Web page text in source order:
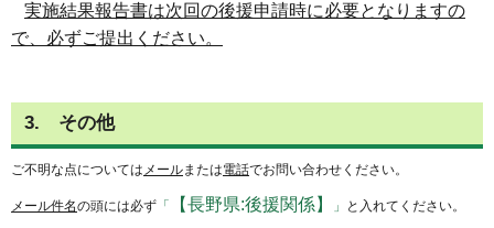
実施結果報告書は次回の後援申請時に必要となりますの
で、必ずご提出ください。
3. その他
ご不明な点については メールまたは電話でお問い合わせください。
メール件名の頭には必ず 「 【長野県:後援関係】 」 と入れてください。